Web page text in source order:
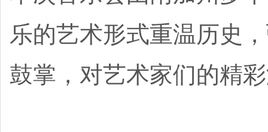
乐的艺术形式重温历史
鼓掌，对艺术家们的精